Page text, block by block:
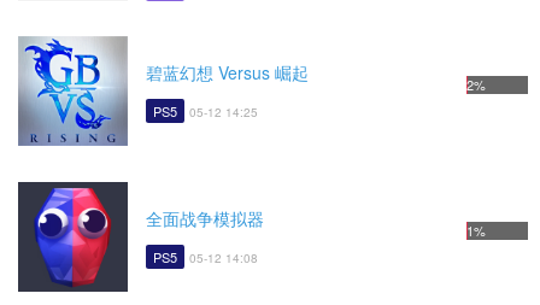
碧蓝幻想 Versus 崛起
PS5 05-12 14:25
2%
全面战争模拟器
PS5 05-12 14:08
1%